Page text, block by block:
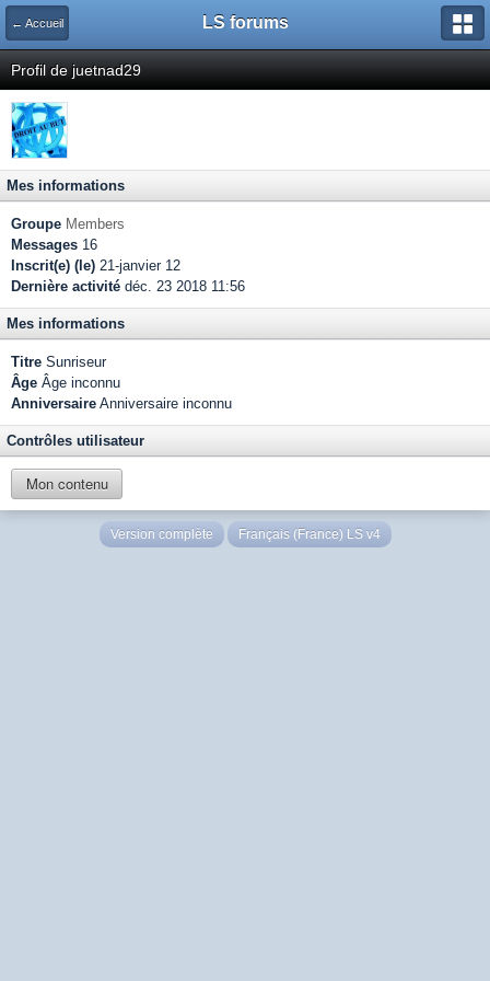
← Accueil LS forums
Profil de juetnad29
Mes informations
Groupe Members
Messages 16
Inscrit(e) (le) 21-janvier 12
Dernière activité déc. 23 2018 11:56
Mes informations
Titre Sunriseur
Âge Âge inconnu
Anniversaire Anniversaire inconnu
Contrôles utilisateur
Mon contenu
Version complète Français (France) LS v4